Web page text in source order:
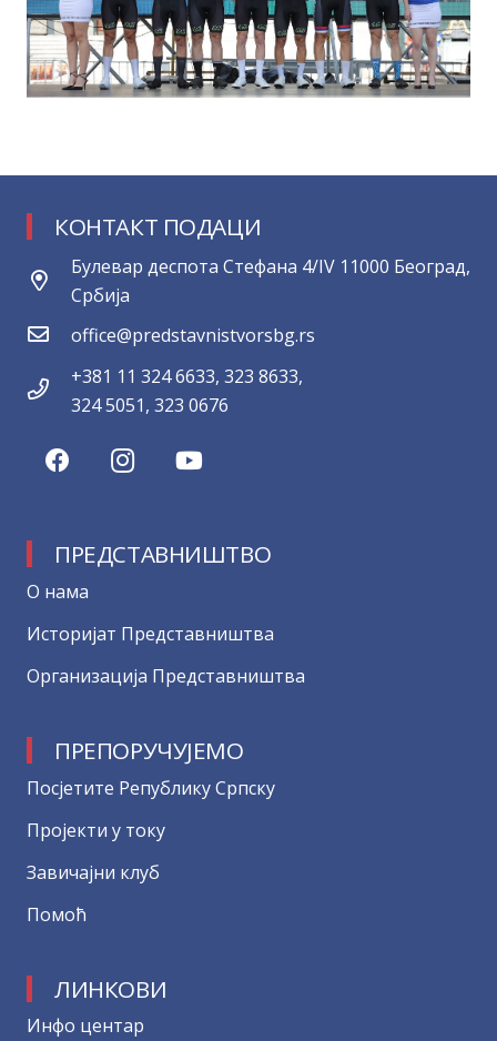
КОНТАКТ ПОДАЦИ
Булевар деспота Стефана 4/IV 11000 Београд,
Србија
office@predstavnistvorsbg.rs
+381 11 324 6633, 323 8633,
324 5051, 323 0676
ПРЕДСТАВНИШТВО
О нама
Историјат Представништва
Организација Представништва
ПРЕПОРУЧУЈЕМО
Посјетите Републику Српску
Пројекти у току
Завичајни клуб
Помоћ
ЛИНКОВИ
Инфо центар